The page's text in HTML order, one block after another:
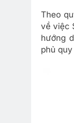
Theo
về việc
hướng
phủ